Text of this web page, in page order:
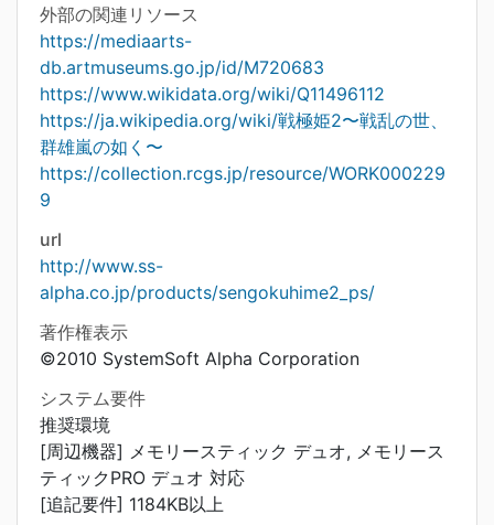
外部の関連リソース
https://mediaarts-
db.artmuseums.go.jp/id/M720683
https://www.wikidata.org/wiki/Q11496112
https://ja.wikipedia.org/wiki/戦極姫2〜戦乱の世、
群雄嵐の如く〜
https://collection.rcgs.jp/resource/WORK000229
9
url
http://www.ss-
alpha.co.jp/products/sengokuhime2_ps/
著作権表示
©2010 SystemSoft Alpha Corporation
システム要件
推奨環境
[周辺機器] メモリースティック デュオ, メモリース
ティックPRO デュオ 対応
[追記要件] 1184KB以上